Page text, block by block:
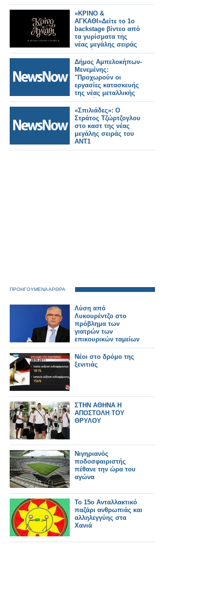
«ΚΡΙΝΟ &
ΑΓΚΑΘΙ»Δείτε το 1ο
backstage βίντεο από
τα γυρίσματα της
νέας μεγάλης σειράς
εποχής του ΑΝΤ1
Δήμος Αμπελοκήπων-
Μενεμένης:
"Προχωρούν οι
εργασίες κατασκευής
της νέας μεταλλικής
πεζογέφυρας στην
οδό Καλλιθέας"
«Σπιλιάδες»: Ο
Στράτος Τζώρτζογλου
στο καστ της νέας
μεγάλης σειράς του
ΑΝΤ1
ΠΡΟΗΓΟΥΜΕΝΑ ΑΡΘΡΑ
Λύση από
Λυκουρέντζο στο
πρόβλημα των
γιατρών των
επικουρικών ταμείων
Νέοι στο δρόμο της
ξενιτιάς
ΣΤΗΝ ΑΘΗΝΑ Η
ΑΠΟΣΤΟΛΗ ΤΟΥ
ΘΡΥΛΟΥ
Νιγηριανός
ποδοσφαιριστής
πέθανε την ώρα του
αγώνα
Το 15ο Ανταλλακτικό
παζάρι ανθρωπιάς και
αλληλεγγύης στα
Χανιά